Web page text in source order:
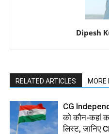
Dipesh
RELATED ARTICLES MORE
CG
को कौन-कहां
लिस्ट, जानिए